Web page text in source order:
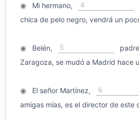
◉Mi hermano, 4
chica de pelo negro, vendrá un
◉Belén, 5
Zaragoza, se mudó a Madrid hace
◉El señor Martínez, 6
amigas mías, es el director de este